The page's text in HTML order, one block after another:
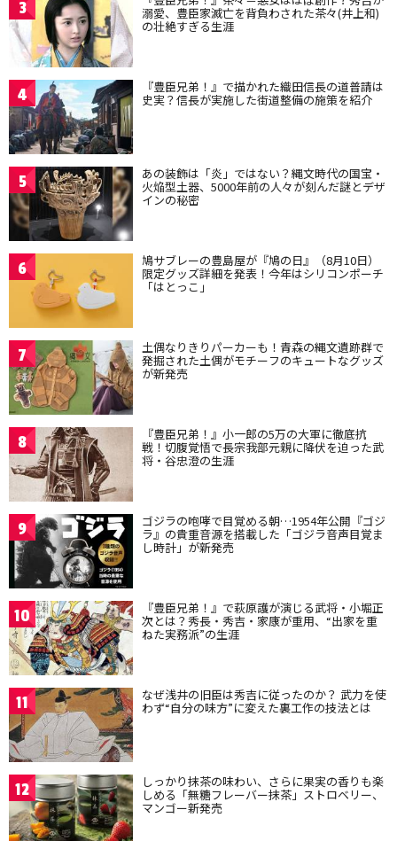
3 溺愛、豊臣家滅亡を背負わされた茶々(井上和)
の壮絶すぎる生涯
4 『豊臣兄弟！』で描かれた織田信長の道普請は
史実？信長が実施した街道整備の施策を紹介
5 あの装飾は「炎」ではない？縄文時代の国宝・
火焔型土器、5000年前の人々が刻んだ謎とデザ
インの秘密
6 鳩サブレーの豊島屋が『鳩の日』（8月10日）
限定グッズ詳細を発表！今年はシリコンポーチ
「はとっこ」
7 土偶なりきりパーカーも！青森の縄文遺跡群で
発掘された土偶がモチーフのキュートなグッズ
が新発売
8 『豊臣兄弟！』小一郎の5万の大軍に徹底抗
戦！切腹覚悟で長宗我部元親に降伏を迫った武
将・谷忠澄の生涯
9 ゴジラの咆哮で目覚める朝…1954年公開『ゴジ
ラ』の貴重音源を搭載した「ゴジラ音声目覚ま
し時計」が新発売
10 『豊臣兄弟！』で萩原護が演じる武将・小堀正
次とは？秀長・秀吉・家康が重用、“出家を重
ねた実務派”の生涯
11 なぜ浅井の旧臣は秀吉に従ったのか？ 武力を使
わず“自分の味方”に変えた裏工作の技法とは
12 しっかり抹茶の味わい、さらに果実の香りも楽
しめる「無糖フレーバー抹茶」ストロベリー、
マンゴー新発売